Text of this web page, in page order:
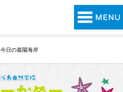
今日の嘉陽海岸